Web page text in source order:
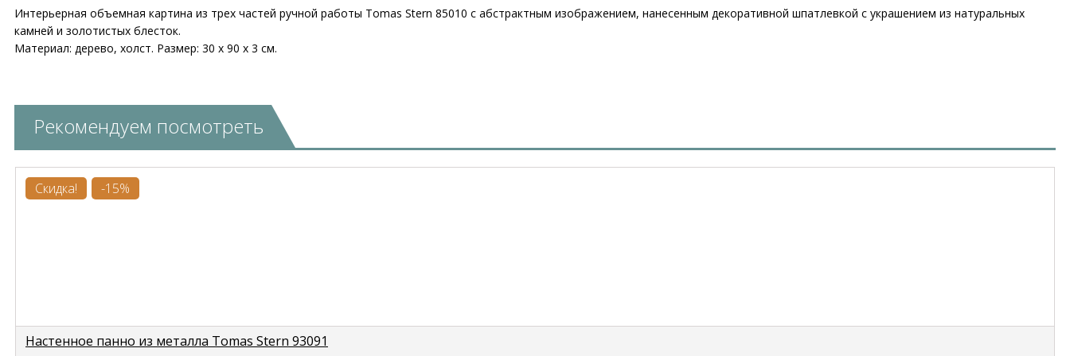
Интерьерная объемная картина из трех частей ручной работы Tomas Stern 85010 c абстрактным изображением, нанесенным декоративной шпатлевкой с украшением из натуральных
камней и золотистых блесток.
Материал: дерево, холст. Размер: 30 х 90 х 3 см.
Рекомендуем посмотреть
Скидка! -15%
Настенное панно из металла Tomas Stern 93091